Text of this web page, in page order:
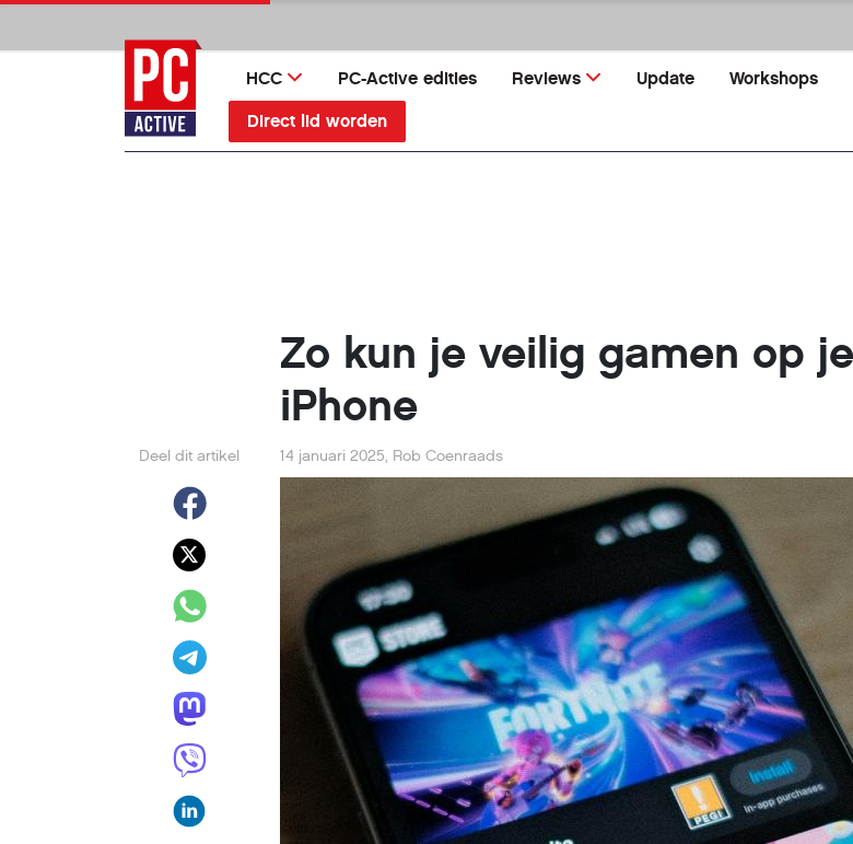
direct
naar
inhoud
HCC PC-Active edities Reviews Update Workshops
Direct lid worden
Zo kun je veilig gamen op je
iPhone
Deel dit artikel 14 januari 2025, Rob Coenraads